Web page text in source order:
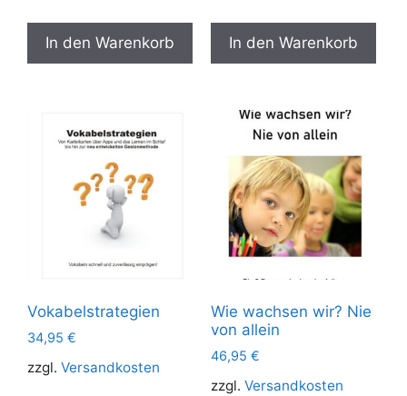
In den Warenkorb In den Warenkorb
Vokabelstrategien
34,95 €
zzgl. Versandkosten
Wie wachsen wir? Nie
von allein
46,95 €
zzgl. Versandkosten